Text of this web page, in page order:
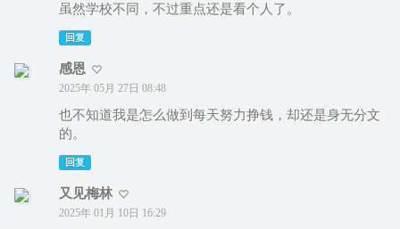
虽然学校不同，不过重点还是看个人了。
回复
感恩
2025年 05月 27日 08:48
也不知道我是怎么做到每天努力挣钱，却还是身无分文
的。
回复
又见梅林
2025年 01月 10日 16:29